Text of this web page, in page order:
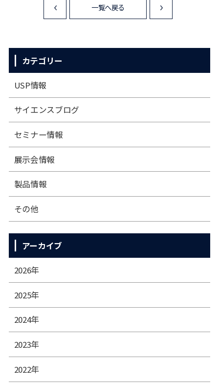
<
一覧へ戻る
カテゴリー
USP情報
サイエンスブログ
セミナー情報
展⽰会情報
製品情報
その他
アーカイブ
2026年
2025年
2024年
2023年
2022年